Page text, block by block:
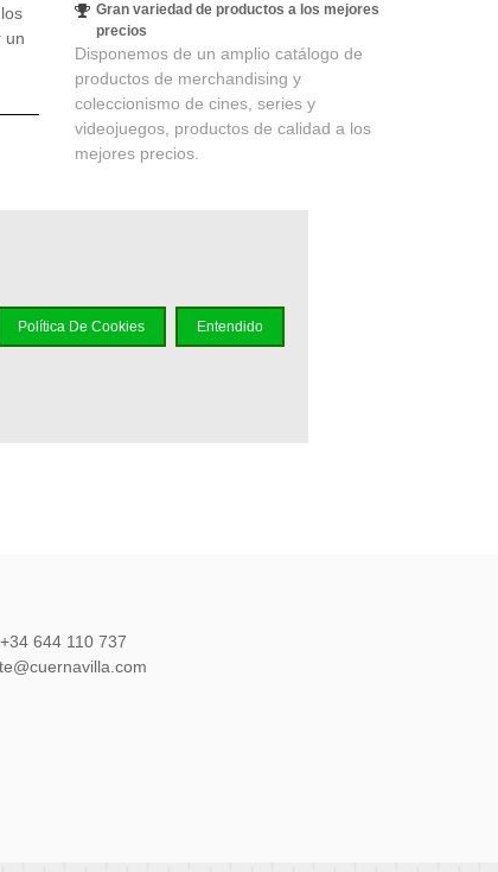
un
.
Gran variedad de productos a los mejores
precios
Disponemos de un amplio catálogo de
productos de merchandising y
coleccionismo de cines, series y
videojuegos, productos de calidad a los
mejores precios.
644 110 737
Política De Cookies Entendido